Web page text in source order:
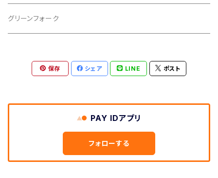
グリーンフォーク
保存 シェア LINE ポスト
PAY IDアプリ
フォローする